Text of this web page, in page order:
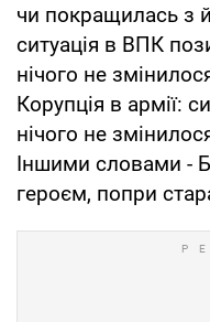
чи покращилась з
ситуація в ВПК
нічого не
Корупція в армії:
нічого не
Іншими словами -
героєм, попри